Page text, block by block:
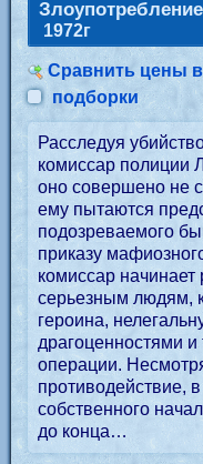
1972г
Сравнить цены в
подборки
Расследуя
комиссар полиции
оно совершено не
ему пытаются
подозреваемого
приказу
комиссар начинает
серьезным людям,
героина,
драгоценностями
операции.
противодействие,
собственного
до конца…